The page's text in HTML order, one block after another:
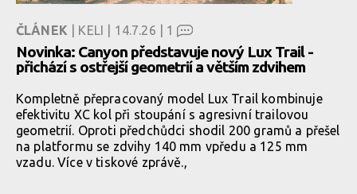
ČLÁNEK | KELI | 14.7.26 | 1
Novinka: Canyon představuje nový Lux Trail -
přichází s ostřejší geometrií a větším zdvihem
Kompletně přepracovaný model Lux Trail kombinuje
efektivitu XC kol při stoupání s agresivní trailovou
geometrií. Oproti předchůdci shodil 200 gramů a přešel
na platformu se zdvihy 140 mm vpředu a 125 mm
vzadu. Více v tiskové zprávě.,